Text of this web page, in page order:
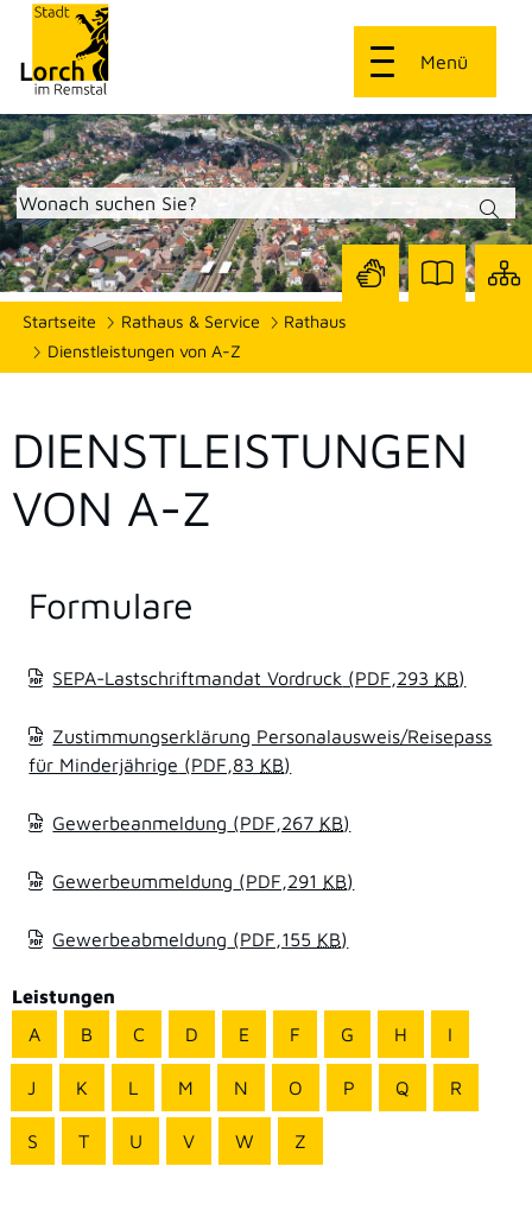
Menü
Startseite Rathaus & Service
Rathaus
Dienstleistungen von A-Z
Seite
DIENSTLEISTUNGEN
VON A-Z
Formulare
SEPA-Lastschriftmandat Vordruck (PDF,293 KB)
Zustimmungserklärung Personalausweis/Reisepass
für Minderjährige (PDF,83 KB)
Gewerbeanmeldung (PDF,267 KB)
Gewerbeummeldung (PDF,291 KB)
Gewerbeabmeldung (PDF,155 KB)
Leistungen
A
B C D E F G H I
J K L M N O P Q R
S T U V W Z